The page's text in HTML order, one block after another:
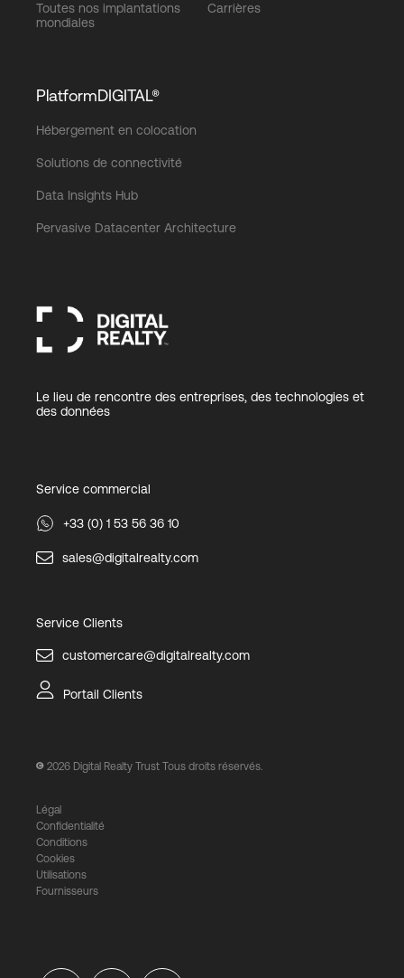
Toutes nos implantations
mondiales
Carrières
PlatformDIGITAL®
Hébergement en colocation
Solutions de connectivité
Data Insights Hub
Pervasive Datacenter Architecture
Le lieu de rencontre des entreprises, des technologies et
des données
Service commercial
+33 (0) 1 53 56 36 10
sales@digitalrealty.com
Service Clients
customercare@digitalrealty.com
Portail Clients
2026 Digital Realty Trust Tous droits réservés.
Légal
Confidentialité
Conditions
Cookies
Utilisations
Fournisseurs